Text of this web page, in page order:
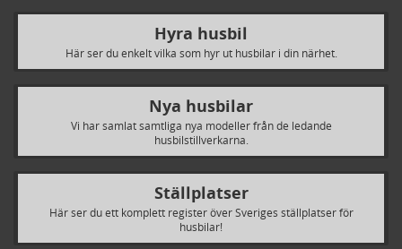
Hyra husbil
Här ser du enkelt vilka som hyr ut husbilar i din närhet.
Nya husbilar
Vi har samlat samtliga nya modeller från de ledande
husbilstillverkarna.
Ställplatser
Här ser du ett komplett register över Sveriges ställplatser för
husbilar!